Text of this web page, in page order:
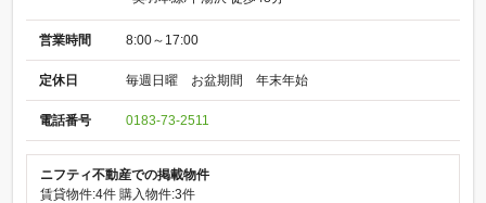
営業時間 8:00～17:00
定休日 毎週日曜 お盆期間 年末年始
電話番号 0183-73-2511
ニフティ不動産での掲載物件
賃貸物件:4件 購入物件:3件